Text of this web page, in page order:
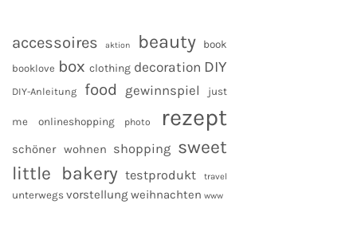
accessoires aktion beauty
book
booklove box clothing decoration DIY
DIY-Anleitung food gewinnspiel just
me onlineshopping photo rezept
schöner wohnen shopping sweet
little bakery testprodukt travel
unterwegs vorstellung weihnachten www